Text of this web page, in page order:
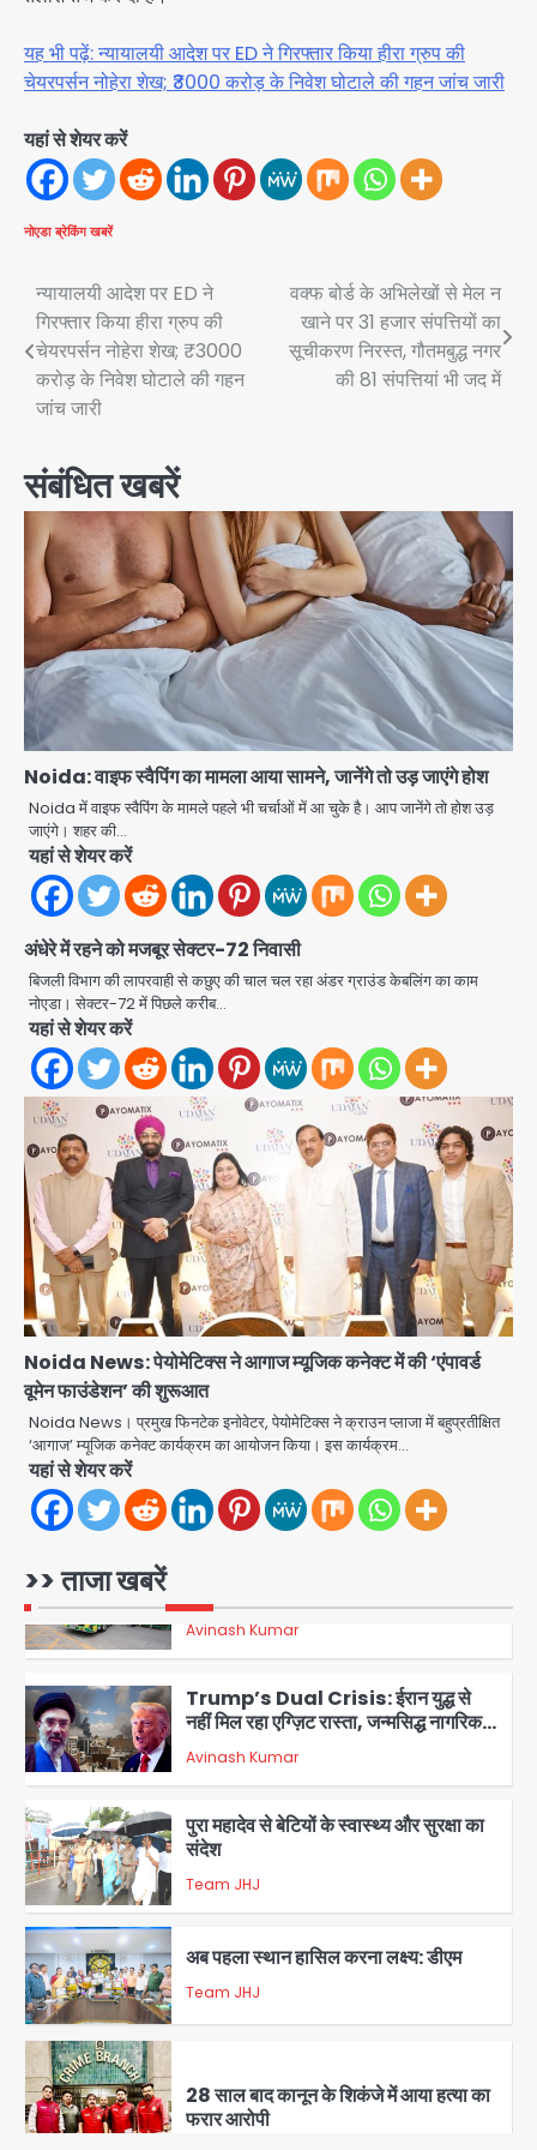
यह भी पढ़ें: न्यायालयी आदेश पर ED ने गिरफ्तार किया हीरा ग्रुप की
चेयरपर्सन नोहेरा शेख; ₹3000 करोड़ के निवेश घोटाले की गहन जांच जारी
यहां से शेयर करें
नोएडा ब्रेकिंग खबरें
Post
navigation
न्यायालयी आदेश पर ED ने
गिरफ्तार किया हीरा ग्रुप की
चेयरपर्सन नोहेरा शेख; ₹3000
करोड़ के निवेश घोटाले की गहन
जांच जारी
वक्फ बोर्ड के अभिलेखों से मेल न
खाने पर 31 हजार संपत्तियों का
सूचीकरण निरस्त, गौतमबुद्ध नगर
की 81 संपत्तियां भी जद में
संबंधित खबरें
Noida: वाइफ स्वैपिंग का मामला आया सामने, जानेंगे तो उड़ जाएंगे होश
Noida में वाइफ स्वैपिंग के मामले पहले भी चर्चाओं में आ चुके है। आप जानेंगे तो होश उड़
जाएंगे। शहर की…
यहां से शेयर करें
अंधेरे में रहने को मजबूर सेक्टर-72 निवासी
बिजली विभाग की लापरवाही से कछुए की चाल चल रहा अंडर ग्राउंड केबलिंग का काम
नोएडा। सेक्टर-72 में पिछले करीब…
यहां से शेयर करें
Noida News: पेयोमेटिक्स ने आगाज म्यूजिक कनेक्ट में की ‘एंपावर्ड
वूमेन फाउंडेशन’ की शुरूआत
Noida News। प्रमुख फिनटेक इनोवेटर, पेयोमेटिक्स ने क्राउन प्लाजा में बहुप्रतीक्षित
‘आगाज’ म्यूजिक कनेक्ट कार्यक्रम का आयोजन किया। इस कार्यक्रम…
यहां से शेयर करें
>> ताजा खबरें
2
Trump’s Dual Crisis: ईरान युद्ध से
नहीं मिल रहा एग्ज़िट रास्ता, जन्मसिद्ध नागरिकता
Avinash Kumar
3
पुरा महादेव से बेटियों के स्वास्थ्य और सुरक्षा का
संदेश
Team JHJ
4
अब पहला स्थान हासिल करना लक्ष्य: डीएम
Team JHJ
5
28 साल बाद कानून के शिकंजे में आया हत्या का
फरार आरोपी
Team JHJ
1
Avinash Kumar
2
नहीं मिल रहा एग्ज़िट रास्ता, जन्मसिद्ध नागरिकता
पर सुप्रीम कोर्ट को दी फिर चुनौती
Avinash Kumar
3
संदेश
Team JHJ
4
Team JHJ
फरार आरोपी
Team JHJ